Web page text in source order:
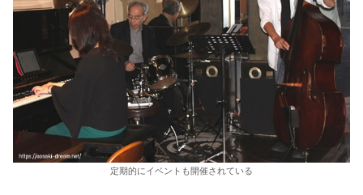
定期的にイベントも開催されている